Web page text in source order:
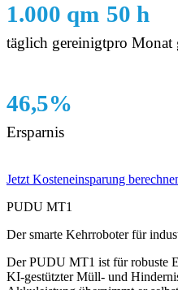
1.000 qm
täglich gereinigt
50 h
pro Monat
46,5%
Ersparnis
Jetzt Kosteneinsparung
PUDU MT1
Der smarte Kehrroboter für
Der PUDU MT1 ist für robuste
KI-gestützter Müll- und